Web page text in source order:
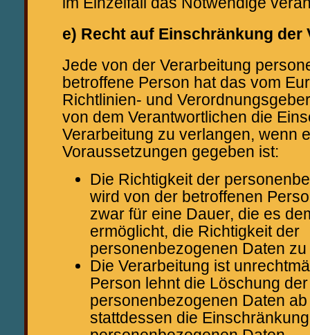
e) Recht auf Einschränkung der
Jede von der Verarbeitung
betroffene Person hat das vom
Richtlinien- und
von dem Verantwortlichen die
Verarbeitung zu verlangen, wenn
Voraussetzungen gegeben ist:
Die Richtigkeit der
wird von der betroffenen
zwar für eine Dauer, die es
ermöglicht, die Richtigkeit der
personenbezogenen Daten
Die Verarbeitung ist
Person lehnt die Löschung der
personenbezogenen Daten
stattdessen die